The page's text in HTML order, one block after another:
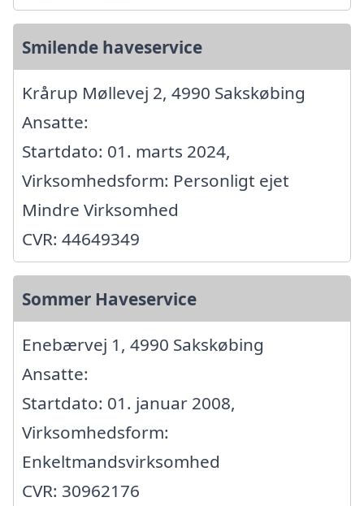
Smilende haveservice
Krårup Møllevej 2, 4990 Sakskøbing
Ansatte:
Startdato: 01. marts 2024,
Virksomhedsform: Personligt ejet
Mindre Virksomhed
CVR: 44649349
Sommer Haveservice
Enebærvej 1, 4990 Sakskøbing
Ansatte:
Startdato: 01. januar 2008,
Virksomhedsform:
Enkeltmandsvirksomhed
CVR: 30962176